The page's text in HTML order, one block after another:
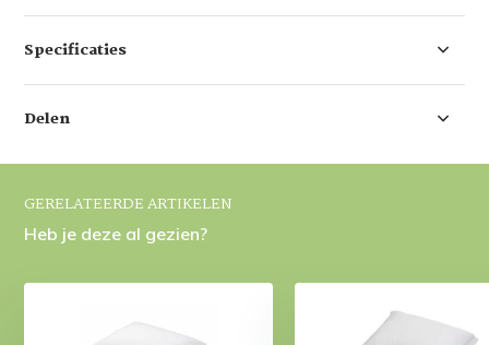
Specificaties
Delen
GERELATEERDE ARTIKELEN
Heb je deze al gezien?